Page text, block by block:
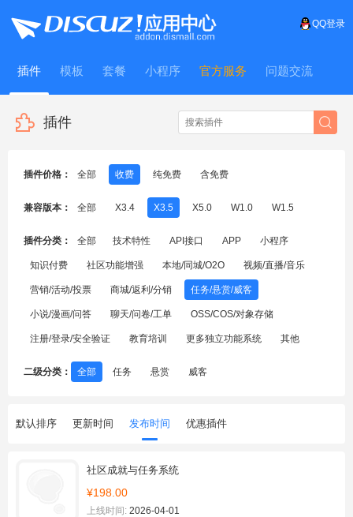
QQ登录
插件 模板 套餐 小程序 官方服务 问题交流
WitFrame
插件
插件价格： 全部 收费 纯免费 含免费
兼容版本： 全部 X3.4 X3.5 X5.0 W1.0 W1.5
插件分类： 全部 技术特性 API接口 APP 小程序
知识付费 社区功能增强 本地/同城/O2O 视频/直播/音乐
营销/活动/投票 商城/返利/分销 任务/悬赏/威客
小说/漫画/问答 聊天/问卷/工单 OSS/COS/对象存储
注册/登录/安全验证 教育培训 更多独立功能系统 其他
二级分类： 全部 任务 悬赏 威客
默认排序 更新时间 发布时间 优惠插件
社区成就与任务系统
¥198.00
上线时间: 2026-04-01